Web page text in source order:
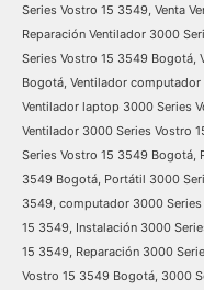
Series Vostro 15 3549, Venta
Reparación Ventilador 3000
Series Vostro 15 3549 Bogotá,
Bogotá, Ventilador
Ventilador laptop 3000 Series
Ventilador 3000 Series Vostro
Series Vostro 15 3549 Bogotá,
3549 Bogotá, Portátil 3000
3549, computador 3000
15 3549, Instalación 3000
15 3549, Reparación 3000
Vostro 15 3549 Bogotá, 3000